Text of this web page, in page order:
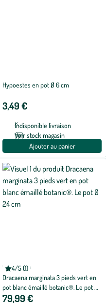
Hypoestes en pot Ø 6 cm
3,49 €
Indisponible livraison
Voir stock magasin
Ajouter au panier
4/5 (1)
Note
moyenne
de
4
sur
BOTANIC®
Dracaena marginata 3 pieds vert en
pot blanc émaillé botanic®. Le pot Ø
24 cm
79,99 €